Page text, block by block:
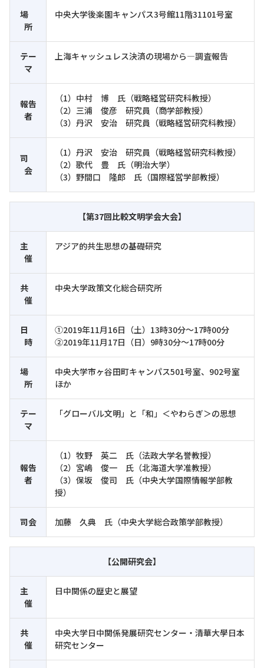
場
所
中央大学後楽園キャンパス3号館11階31101号室
テー
マ
上海キャッシュレス決済の現場から―調査報告
報告
者
（1）中村 博 氏（戦略経営研究科教授）
（2）三浦 俊彦 研究員（商学部教授）
（3）丹沢 安治 研究員（戦略経営研究科教授）
司
会
（1）丹沢 安治 研究員（戦略経営研究科教授）
（2）歌代 豊 氏（明治大学）
（3）野間口 隆郎 氏（国際経営学部教授）
【第37回比較文明学会大会】
主
催
アジア的共生思想の基礎研究
共
催
中央大学政策文化総合研究所
日
時
①2019年11月16日（土）13時30分～17時00分
②2019年11月17日（日）9時30分～17時00分
場
所
中央大学市ヶ谷田町キャンパス501号室、902号室
ほか
テー
マ
「グローバル文明」と「和」＜やわらぎ＞の思想
報告
者
（1）牧野 英二 氏（法政大学名誉教授）
（2）宮嶋 俊一 氏（北海道大学准教授）
（3）保坂 俊司 氏（中央大学国際情報学部教
授）
司会 加藤 久典 氏（中央大学総合政策学部教授）
【公開研究会】
主
催
日中関係の歴史と展望
共
催
中央大学日中関係発展研究センター・清華大學日本
研究センター